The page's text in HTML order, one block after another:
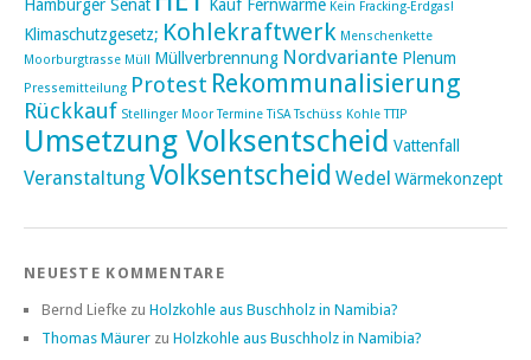
Hamburger Senat Kauf Fernwärme Kein Fracking-Erdgas!
Klimaschutzgesetz; Kohlekraftwerk Menschenkette
Moorburgtrasse Müll Müllverbrennung Nordvariante Plenum
Pressemitteilung Protest Rekommunalisierung
Rückkauf Stellinger Moor Termine TiSA Tschüss Kohle TTIP
Umsetzung Volksentscheid Vattenfall
Veranstaltung Volksentscheid Wedel Wärmekonzept
NEUESTE KOMMENTARE
Bernd Liefke zu Holzkohle aus Buschholz in Namibia?
Thomas Mäurer zu Holzkohle aus Buschholz in Namibia?